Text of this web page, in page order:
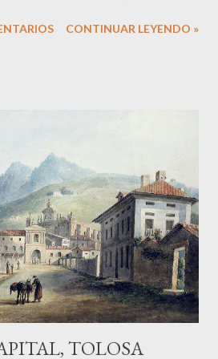
obstáculo a superar es el de
La autocaravana te permite volver
aire romántico, y a pesar de que las
por el que viajamos (Europa)
de nevera, cocina, ducha, baño
la vida moderna) no tengan nada
de aventura, te da la posibilidad de
vagabundo nóma...
CONTINUAR LEYENDO »
TOLOSA